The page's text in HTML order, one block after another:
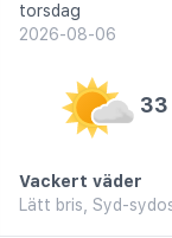
torsdag
2026-08-06
33
Vackert väder
Lätt bris, Syd-